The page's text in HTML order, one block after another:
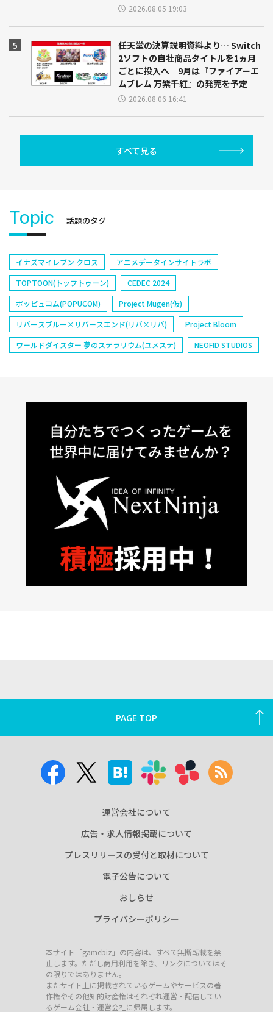
2026.08.05 19:03
任天堂の決算説明資料より… Switch
2ソフトの自社商品タイトルを1ヵ月
ごとに投入へ 9月は『ファイアーエ
ムブレム 万紫千紅』の発売を予定
2026.08.06 16:41
すべて見る
Topic 話題のタグ
イナズマイレブン クロス
アニメデータインサイトラボ
TOPTOON(トップトゥーン)
CEDEC 2024
ポッピュコム(POPUCOM)
Project Mugen(仮)
リバースブルー×リバースエンド(リバ×リバ)
Project Bloom
ワールドダイスター 夢のステラリウム(ユメステ)
NEOFID STUDIOS
PAGE TOP
運営会社について
広告・求人情報掲載について
プレスリリースの受付と取材について
電子公告について
おしらせ
プライバシーポリシー
本サイト「gamebiz」の内容は、すべて無断転載を禁
止します。ただし商用利用を除き、リンクについてはそ
の限りではありません。
またサイト上に掲載されているゲームやサービスの著
作権やその他知的財産権はそれぞれ運営・配信してい
るゲーム会社・運営会社に帰属します。